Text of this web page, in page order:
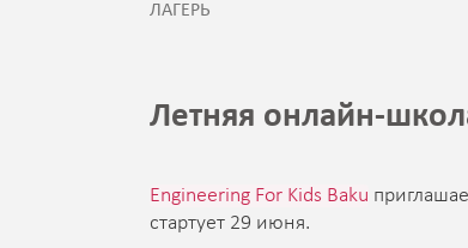
ЛАГЕРЬ
Летняя онлайн-
Engineering For Kids Baku
стартует 29 июня.